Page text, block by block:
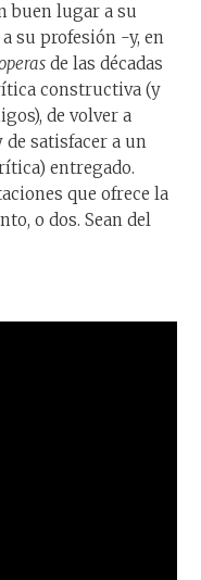
buen lugar a su
su profesión -y, en
de las décadas
constructiva (y
de volver a
de satisfacer a un
entregado.
que ofrece la
o dos. Sean del